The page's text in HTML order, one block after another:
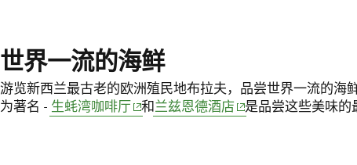
世界一流的海鲜
游览新西兰最古老的欧洲殖民地布拉夫，品尝世界一流的海
为著名 - 生蚝湾咖啡厅 (opens in new window)
和兰兹恩德酒店(opens in new
是品尝这些美味的